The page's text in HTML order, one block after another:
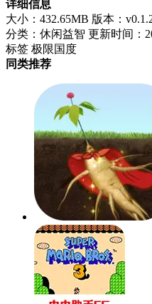
详细信息
大小：432.65MB 版本：
分类：休闲益智 更新时间：
标签 极限国度
同类推荐